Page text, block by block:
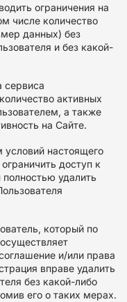
ограничения на
числе количество
данных) без
и без какой-
сервиса
активных
а также
на Сайте.
настоящего
доступ к
удалить
который по
и/или права
вправе удалить
без какой-либо
его о таких мерах.